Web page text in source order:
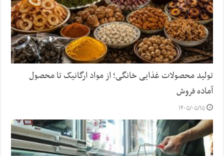
تولید محصولات غذایی خانگی؛ از مواد ارگانیک تا محصول
آماده فروش
۱۴۰۵/۰۵/۱۵